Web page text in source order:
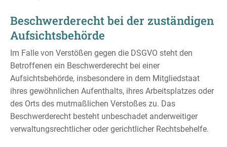
Beschwerde­recht bei der zuständigen
Aufsichts­behörde
Im Falle von Verstößen gegen die DSGVO steht den
Betroffenen ein Beschwerderecht bei einer
Aufsichtsbehörde, insbesondere in dem Mitgliedstaat
ihres gewöhnlichen Aufenthalts, ihres Arbeitsplatzes oder
des Orts des mutmaßlichen Verstoßes zu. Das
Beschwerderecht besteht unbeschadet anderweitiger
verwaltungsrechtlicher oder gerichtlicher Rechtsbehelfe.